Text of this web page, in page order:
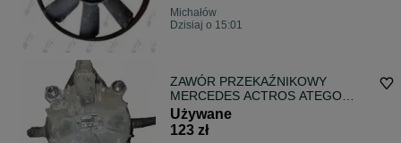
Michałów
Dzisiaj o 15:01
ZAWÓR PRZEKAŹNIKOWY
MERCEDES ACTROS ATEGO
AXOR *
Używane
123 zł